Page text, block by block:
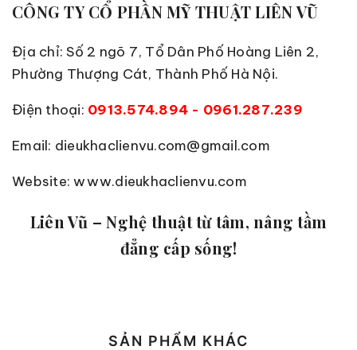
CÔNG TY CỔ PHẦN MỸ THUẬT LIÊN VŨ
Địa chỉ: Số 2 ngõ 7, Tổ Dân Phố Hoàng Liên 2,
Phường Thượng Cát, Thành Phố Hà Nội.
Điện thoại: 0913.574.894 - 0961.287.239
Email: dieukhaclienvu.com@gmail.com
Website: www.dieukhaclienvu.com
Liên Vũ – Nghệ thuật từ tâm, nâng tầm
đẳng cấp sống!
SẢN PHẨM KHÁC